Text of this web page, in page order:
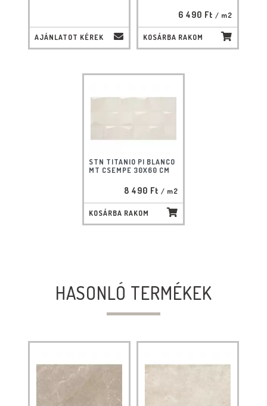
AJÁNLATOT KÉREK
6 490 Ft / m2
KOSÁRBA RAKOM
STN TITANIO PI BLANCO
MT CSEMPE 30X60 CM
8 490 Ft / m2
KOSÁRBA RAKOM
HASONLÓ TERMÉKEK